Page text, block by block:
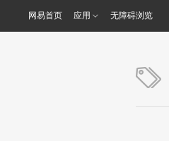
网易首页 应用 无障碍浏览